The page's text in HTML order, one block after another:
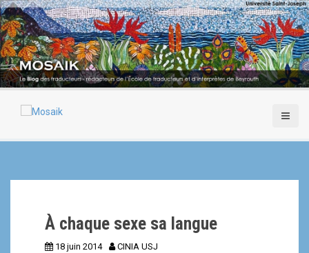
A
l
l
e
r
a
À chaque sexe sa langue
18 juin 2014 CINIA USJ